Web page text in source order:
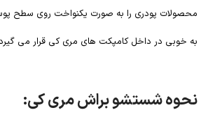
محصولات پودری را به صورت یکنواخت روی سطح
به خوبی در داخل کامپکت های مری کی قرار می
نحوه شستشو براش مری کی: